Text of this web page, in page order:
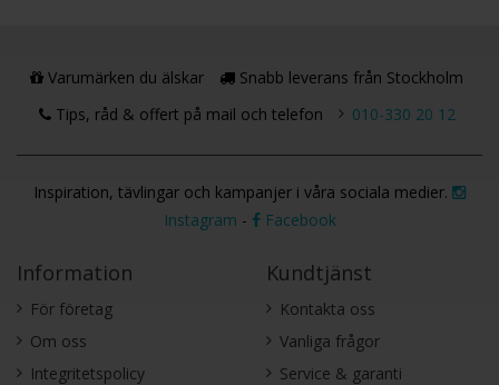
Varumärken du älskar
Snabb leverans från Stockholm
Tips, råd & offert på mail och telefon
010-330 20 12
Inspiration, tävlingar och kampanjer i våra sociala medier.
Instagram - Facebook
Information
För företag
Om oss
Integritetspolicy
Kundtjänst
Kontakta oss
Vanliga frågor
Service & garanti